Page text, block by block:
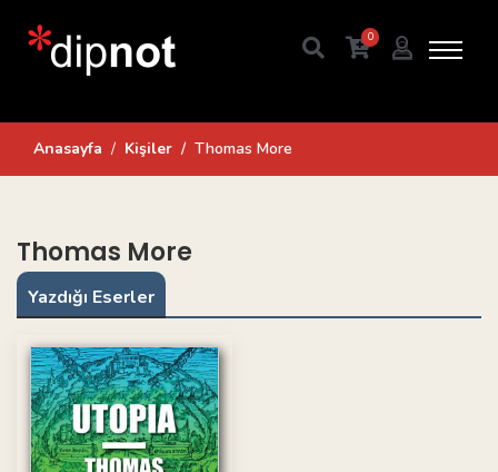
0
Anasayfa Kişiler Thomas More
Thomas More
Yazdığı Eserler